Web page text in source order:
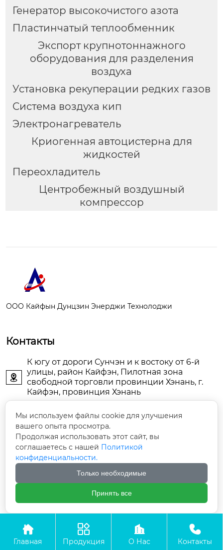
Генератор высокочистого азота
Пластинчатый теплообменник
Экспорт крупнотоннажного
оборудования для разделения
воздуха
Установка рекуперации редких газов
Система воздуха кип
Электронагреватель
Криогенная автоцистерна для
жидкостей
Переохладитель
Центробежный воздушный
компрессор
ООО Кайфын Дунцзин Энерджи Технолоджи
Контакты

К югу от дороги Сунчэн и к востоку от 6-й
улицы, район Кайфэн, Пилотная зона
свободной торговли провинции Хэнань, г.
Кайфэн, провинция Хэнань
 KFDJAIR@163.com
 +86-13903786044
 +86-13598785976

Авторское право©ООО Кайфын Дунцзин Энерджи
Технолоджи

Главная

Продукция

О Нас

Контакты
Мы используем файлы cookie для улучшения
вашего опыта просмотра.
Продолжая использовать этот сайт, вы
соглашаетесь с нашей Политикой
конфиденциальности.
Только необходимые
Принять все